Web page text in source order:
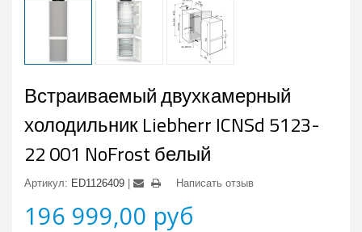
Встраиваемый двухкамерный
холодильник Liebherr ICNSd 5123-
22 001 NoFrost белый
Артикул: ED1126409 Написать отзыв
196 999,00 руб